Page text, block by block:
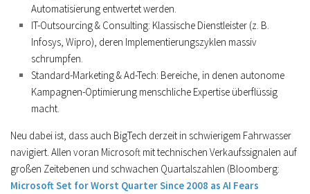
Automatisierung entwertet werden.
IT-Outsourcing & Consulting: Klassische Dienstleister (z. B.
Infosys, Wipro), deren Implementierungszyklen massiv
schrumpfen.
Standard-Marketing & Ad-Tech: Bereiche, in denen autonome
Kampagnen-Optimierung menschliche Expertise überflüssig
macht.
Neu dabei ist, dass auch BigTech derzeit in schwierigem Fahrwasser
navigiert. Allen voran Microsoft mit technischen Verkaufssignalen auf
großen Zeitebenen und schwachen Quartalszahlen (Bloomberg:
Microsoft Set for Worst Quarter Since 2008 as AI Fears